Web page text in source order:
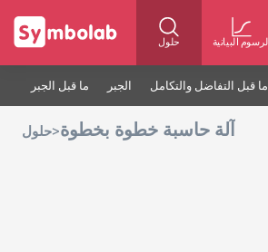
حلول الرسوم البيانية
ما قبل الجبر الجبر ما قبل التفاضل والتكامل
حلول>آلة حاسبة خطوة بخطوة